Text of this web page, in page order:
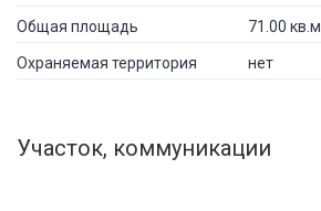
Общая площадь 71.00 кв.м.
Охраняемая территория нет
Участок, коммуникации